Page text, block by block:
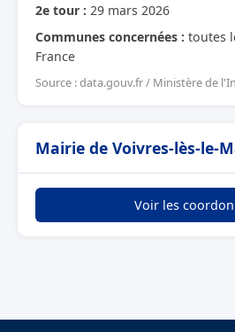
2e tour : 29 mars 2026
Communes concernées : toutes
France
Source : data.gouv.fr / Ministère de
Mairie de Voivres-lès-le-
Voir les